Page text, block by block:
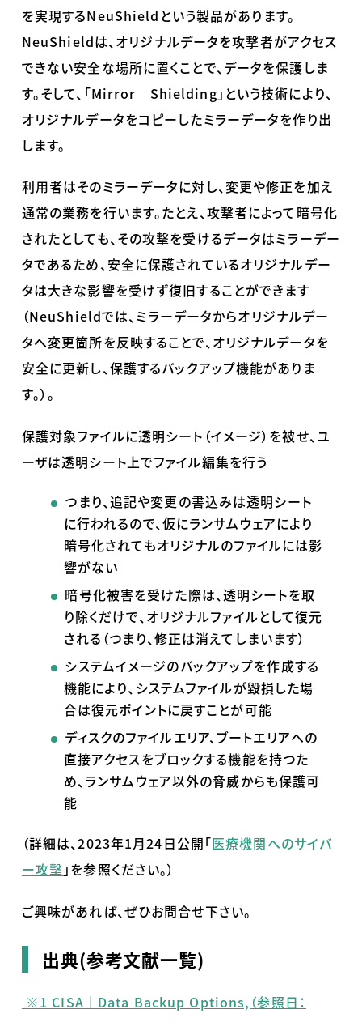
を実現するNeuShield という製品があります。
NeuShieldは、オリジナルデータを攻撃者がアクセス
できない安全な場所に置くことで、データを保護しま
す。そして、「Mirror Shielding 」という技術により、
オリジナルデータをコピーしたミラーデータを作り出
します。
利用者はそのミラーデータに対し、変更や修正を加え
通常の業務を行います。たとえ、攻撃者によって暗号化
されたとしても、その攻撃を受けるデータはミラーデー
タであるため、安全に保護されているオリジナルデー
タは大きな影響を受けず復旧することができます
（NeuShieldでは、ミラーデータからオリジナルデー
タへ変更箇所を反映することで、オリジナルデータを
安全に更新し、保護するバックアップ機能がありま
す。）。
保護対象ファイルに透明シート（イメージ）を被せ、ユ
ーザは透明シート上でファイル編集を行う
つまり、追記や変更の書込みは透明シート
に行われるので、仮にランサムウェアにより
暗号化されてもオリジナルのファイルには影
響がない
暗号化被害を受けた際は、透明シートを取
り除くだけで、オリジナルファイルとして復元
される（つまり、修正は消えてしまいます）
システムイメージのバックアップを作成する
機能により、システムファイルが毀損した場
合は復元ポイントに戻すことが可能
ディスクのファイルエリア、ブートエリアへの
直接アクセスをブロックする機能を持つた
め、ランサムウェア以外の脅威からも保護可
能
（詳細は、2023年1月24日公開「医療機関へのサイバ
ー攻撃 」を参照ください。）
ご興味があれば、ぜひお問合せ下さい。
出典(参考文献一覧)
※1 CISA｜Data Backup Options,（参照日：